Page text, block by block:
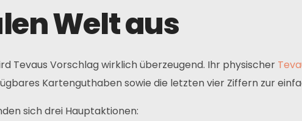
Welt aus
Tevaus Vorschlag wirklich überzeugend. Ihr physischer
Kartenguthaben sowie die letzten vier Ziffern zur
sich drei Hauptaktionen: